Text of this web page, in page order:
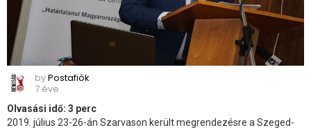
byPostafiók
7 éve
Olvasási idő: 3 perc
2019. július 23-26-án Szarvason került megrendezésre a Szeged-